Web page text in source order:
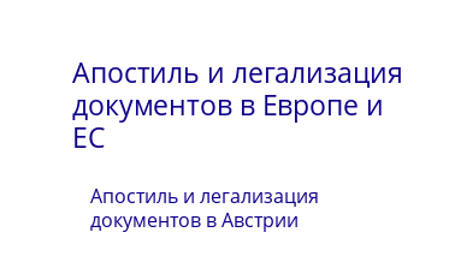
Апостиль и легализация
документов в Европе и
ЕС
Апостиль и легализация
документов в Австрии